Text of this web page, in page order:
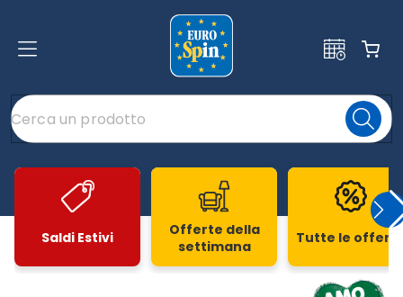
Saldi Estivi
Offerte della
settimana
Tutte le